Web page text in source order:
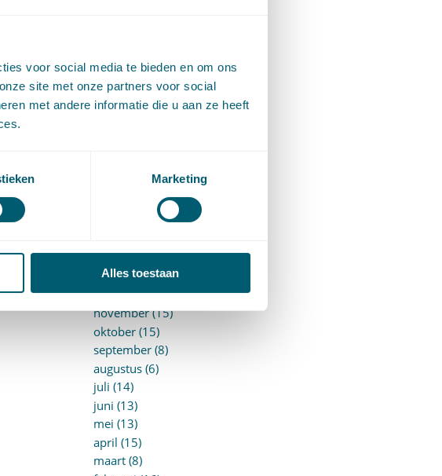
voor social media te bieden en om ons
site met onze partners voor social
met andere informatie die u aan ze heeft
Marketing
Alles toestaan
ARCHIEF
2025 (153)
december (15)
november (15)
oktober (15)
september (8)
augustus (6)
juli (14)
juni (13)
mei (13)
april (15)
maart (8)